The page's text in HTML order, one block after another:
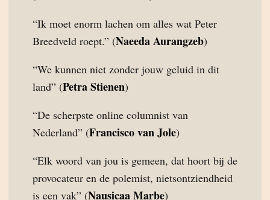
“Ik moet enorm lachen om alles wat Peter
Breedveld roept.” (Naeeda Aurangzeb)
“We kunnen niet zonder jouw geluid in dit
land” (Petra Stienen)
“De scherpste online columnist van
Nederland” (Francisco van Jole)
“Elk woord van jou is gemeen, dat hoort bij de
provocateur en de polemist, nietsontziendheid
is een vak” (Nausicaa Marbe)